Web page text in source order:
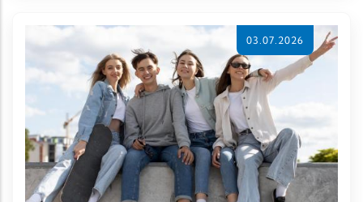
03.07.2026